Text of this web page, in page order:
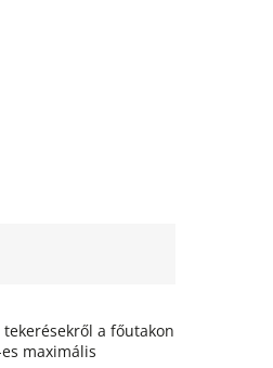
a főutakon
maximális